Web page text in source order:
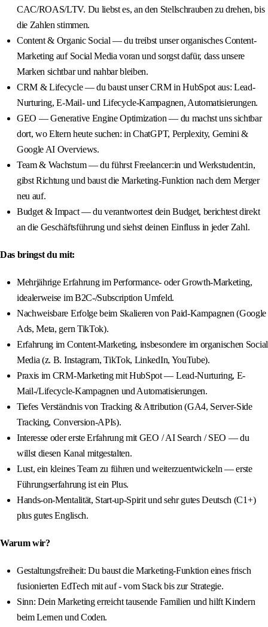
CAC/ROAS/LTV. Du liebst es, an den Stellschrauben zu drehen, bis
die Zahlen stimmen.
Content & Organic Social — du treibst unser organisches Content-
Marketing auf Social Media voran und sorgst dafür, dass unsere
Marken sichtbar und nahbar bleiben.
CRM & Lifecycle — du baust unser CRM in HubSpot aus: Lead-
Nurturing, E-Mail- und Lifecycle-Kampagnen, Automatisierungen.
GEO — Generative Engine Optimization — du machst uns sichtbar
dort, wo Eltern heute suchen: in ChatGPT, Perplexity, Gemini &
Google AI Overviews.
Team & Wachstum — du führst Freelancer:in und Werkstudent:in,
gibst Richtung und baust die Marketing-Funktion nach dem Merger
neu auf.
Budget & Impact — du verantwortest dein Budget, berichtest direkt
an die Geschäftsführung und siehst deinen Einfluss in jeder Zahl.
Das bringst du mit:
Mehrjährige Erfahrung im Performance- oder Growth-Marketing,
idealerweise im B2C-/Subscription Umfeld.
Nachweisbare Erfolge beim Skalieren von Paid-Kampagnen (Google
Ads, Meta, gern TikTok).
Erfahrung im Content-Marketing, insbesondere im organischen Social
Media (z. B. Instagram, TikTok, LinkedIn, YouTube).
Praxis im CRM-Marketing mit HubSpot — Lead-Nurturing, E-
Mail-/Lifecycle-Kampagnen und Automatisierungen.
Tiefes Verständnis von Tracking & Attribution (GA4, Server-Side
Tracking, Conversion-APIs).
Interesse oder erste Erfahrung mit GEO / AI Search / SEO — du
willst diesen Kanal mitgestalten.
Lust, ein kleines Team zu führen und weiterzuentwickeln — erste
Führungserfahrung ist ein Plus.
Hands-on-Mentalität, Start-up-Spirit und sehr gutes Deutsch (C1+)
plus gutes Englisch.
Warum wir?
Gestaltungsfreiheit: Du baust die Marketing-Funktion eines frisch
fusionierten EdTech mit auf - vom Stack bis zur Strategie.
Sinn: Dein Marketing erreicht tausende Familien und hilft Kindern
beim Lernen und Coden.